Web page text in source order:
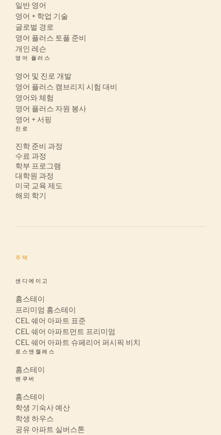
일반 영어
영어 + 학업 기술
글로벌 경로
영어 플러스 토플 준비
개인 레슨
영어 플러스
영어 및 진로 개발
영어 플러스 캠브리지 시험 대비
영어와 체험
영어 플러스 자원 봉사
영어 + 서핑
진로
진학 준비 과정
수료 과정
학부 프로그램
대학원 과정
미국 교육 제도
해외 학기
주택
샌디에이고
홈스테이
프리미엄 홈스테이
CEL 쉐어 아파트 표준
CEL 쉐어 아파트먼트 프리미엄
CEL 쉐어 아파트 슈페리어 퍼시픽 비치
로스앤젤레스
홈스테이
밴쿠버
홈스테이
학생 기숙사 예산
학생 하우스
공유 아파트 실버스톤